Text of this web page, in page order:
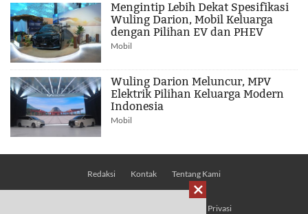
Mengintip Lebih Dekat Spesifikasi
Wuling Darion, Mobil Keluarga
dengan Pilihan EV dan PHEV
Mobil
Wuling Darion Meluncur, MPV
Elektrik Pilihan Keluarga Modern
Indonesia
Mobil
Redaksi Kontak Tentang Kami
Kebijakan Privasi
